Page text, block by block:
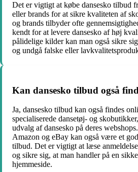
Det er vigtigt at købe dansesko tilbud
eller brands for at sikre kvaliteten af
og brands tilbyder ofte
kendt for at levere dansesko af høj
pålidelige kilder kan man også sikre
og undgå falske eller
Kan dansesko tilbud også
Ja, dansesko tilbud kan også findes
specialiserede dansetøj- og
udvalg af dansesko på deres
Amazon og eBay kan også være et
tilbud. Det er vigtigt at læse
og sikre sig, at man handler på en
hjemmeside.